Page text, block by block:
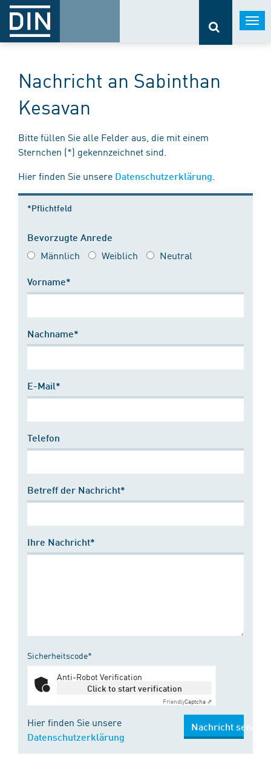
Nachricht an Sabinthan
Kesavan
Bitte füllen Sie alle Felder aus, die mit einem
Sternchen (*) gekennzeichnet sind.
Hier finden Sie unsere Datenschutzerklärung
*Pflichtfeld
Bevorzugte Anrede
Männlich Weiblich Neutral
Vorname*
Nachname*
E-Mail*
Telefon
Betreff der Nachricht*
Ihre Nachricht*
Sicherheitscode*
Anti-Robot Verification
Click to start verification
FriendlyCaptcha ⇗
Hier finden Sie unsere
Datenschutzerklärung
Nachricht senden